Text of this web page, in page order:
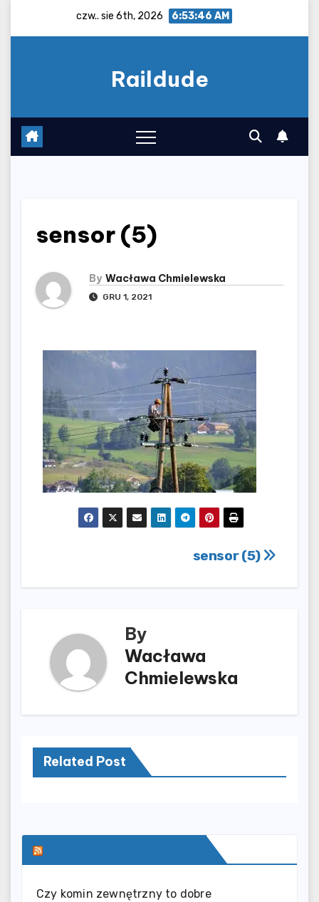
czw.. sie 6th, 2026 6:53:46 AM
Raildude
sensor (5)
By Wacława Chmielewska
GRU 1, 2021
wpisu
sensor (5)
By
Wacława
Chmielewska
Related Post
Czy komin zewnętrzny to dobre